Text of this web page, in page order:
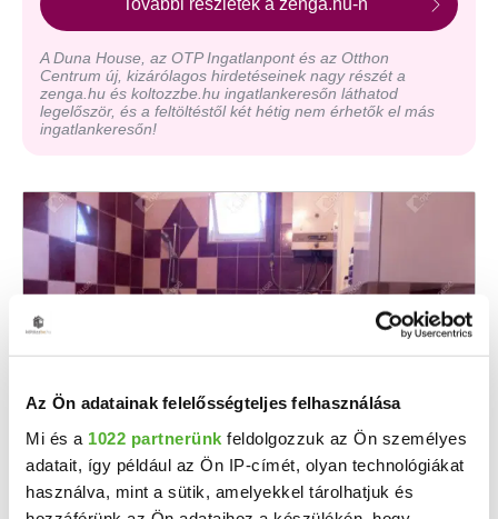
Az Ön adatainak felelősségteljes felhasználása
Mi és a 1022 partnerünk feldolgozzuk az Ön személyes
adatait, így például az Ön IP-címét, olyan technológiákat
használva, mint a sütik, amelyekkel tárolhatjuk és
További részletek a zenga.hu-n
A Duna House, az OTP Ingatlanpont és az Otthon
Centrum új, kizárólagos hirdetéseinek nagy részét a
zenga.hu és koltozzbe.hu ingatlankeresőn láthatod
legelőször, és a feltöltéstől két hétig nem érhetők el más
ingatlankeresőn!
13 M Ft 158 537 Ft/m2
Őrtilos - Eladó családi ház